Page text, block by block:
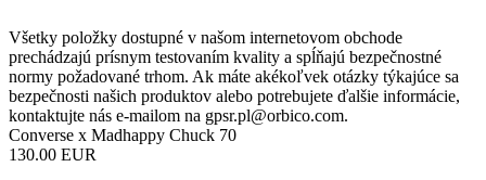
Všetky položky dostupné v našom internetovom obchode
prechádzajú prísnym testovaním kvality a spĺňajú bezpečnostné
normy požadované trhom. Ak máte akékoľvek otázky týkajúce sa
bezpečnosti našich produktov alebo potrebujete ďalšie informácie,
kontaktujte nás e-mailom na gpsr.pl@orbico.com.
Converse x Madhappy Chuck 70
130.00 EUR